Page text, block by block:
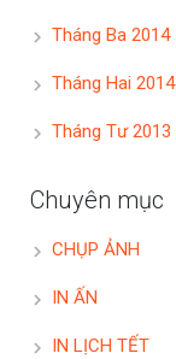
Tháng Ba 2014
Tháng Hai 2014
Tháng Tư 2013
Chuyên mục
CHỤP ẢNH
IN ẤN
IN LỊCH TẾT